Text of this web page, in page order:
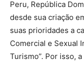
Peru, República
desde sua criação
suas prioridades a
Comercial e Sexual
Turismo”. Por isso,